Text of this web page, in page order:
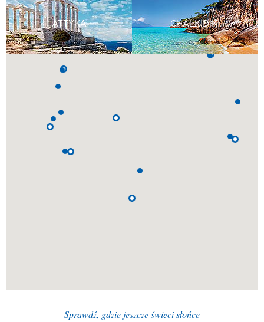
ATTYKA CHALKIDIKI
Sprawdź, gdzie jeszcze świeci słońce